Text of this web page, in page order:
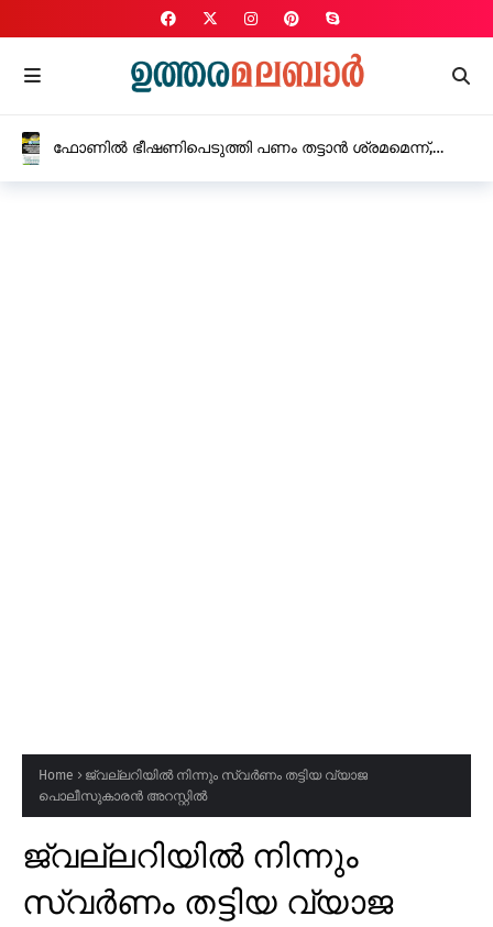
ഫോണിൽ ഭീഷണിപെടുത്തി പണം തട്ടാൻ ശ്രമമെന്ന്,
പേർക്കെതിരെ കേസ്
Home
ജ്വല്ലറിയിൽ നിന്നും സ്വർണം തട്ടിയ വ്യാജ
പൊലീസുകാരൻ അറസ്റ്റിൽ
ജ്വല്ലറിയിൽ നിന്നും
സ്വർണം തട്ടിയ വ്യാജ